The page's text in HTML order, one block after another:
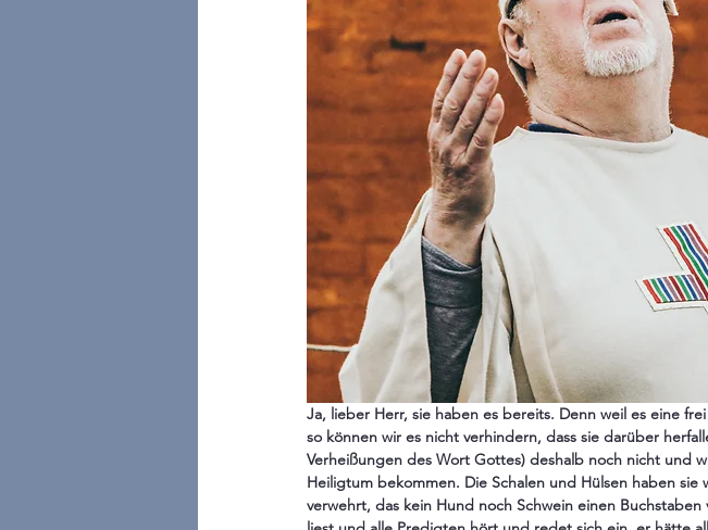
Ja, lieber Herr, sie haben es bereits. Denn weil es eine
so können wir es nicht verhindern, dass sie darüber
Verheißungen des Wort Gottes) deshalb noch nicht und
Heiligtum bekommen. Die Schalen und Hülsen haben
verwehrt, das kein Hund noch Schwein einen